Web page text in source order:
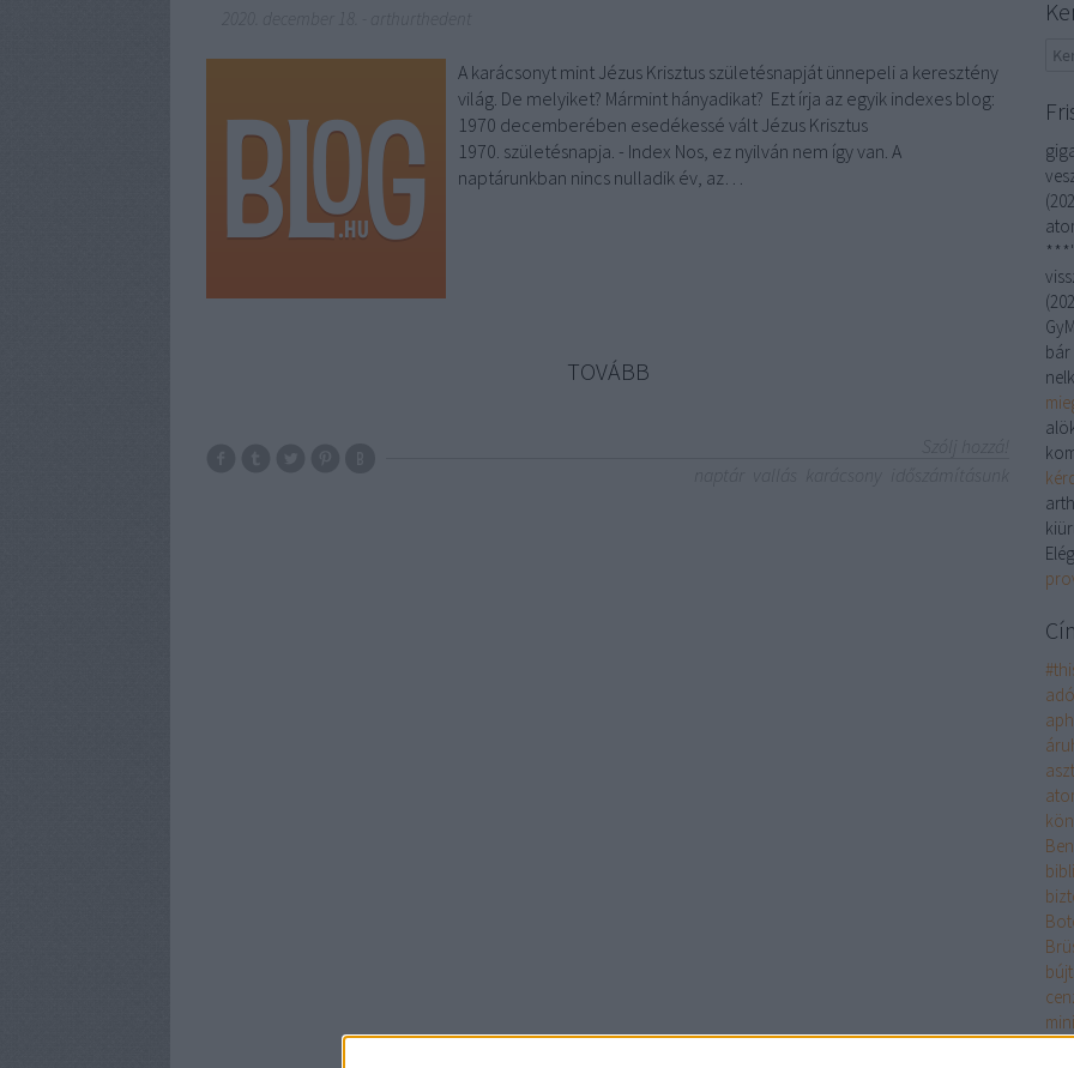
A karácsonyt mint Jézus Krisztus születésnapját ünnepeli a keresztény
világ. De melyiket? Mármint hányadikat? Ezt írja az egyik indexes blog:
1970 decemberében esedékessé vált Jézus Krisztus
1970. születésnapja. - Index Nos, ez nyilván nem így van. A
naptárunkban nincs nulladik év, az…
TOVÁBB
(
(